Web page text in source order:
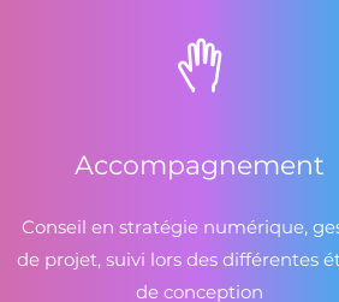
Accompagnement
Conseil en stratégie numérique,
de projet, suivi lors des différentes
de conception